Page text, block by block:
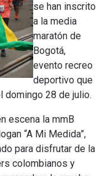
se han inscrito
a la media
maratón de
Bogotá,
evento recreo
deportivo que
domingo 28 de julio.
escena la mmB
“A Mi Medida”,
para disfrutar de la
colombianos y